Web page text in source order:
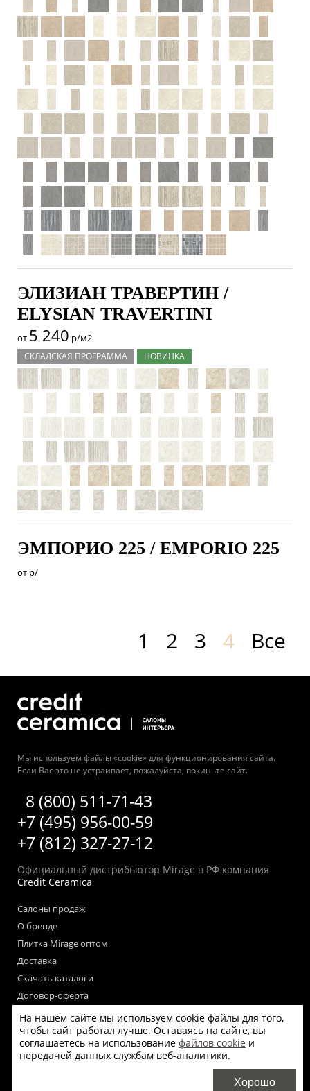
ЭЛИЗИАН ТРАВЕРТИН /
ELYSIAN TRAVERTINI
от 5 240 р/м2
СКЛАДСКАЯ ПРОГРАММА НОВИНКА
ЭМПОРИО 225 / EMPORIO 225
от р/
1 2 3 4 Все
Мы используем файлы «cookie» для функционирования сайта.
Если Вас это не устраивает, пожалуйста, покиньте сайт.
8 (800) 511-71-43
+7 (495) 956-00-59
+7 (812) 327-27-12
Официальный дистрибьютор Mirage в РФ компания
Credit Ceramica
Салоны продаж
О бренде
Плитка Mirage оптом
Доставка
Скачать каталоги
Договор-оферта
Пользовательское соглашение
Согласие на обработку персональных данных
Согласие на получение рекламных материалов
Политика использования файлов cookie на сайте
На нашем сайте мы используем cookie файлы для того,
чтобы сайт работал лучше. Оставаясь на сайте, вы
соглашаетесь на использование файлов cookie и
передачей данных службам веб-аналитики.
Хорошо